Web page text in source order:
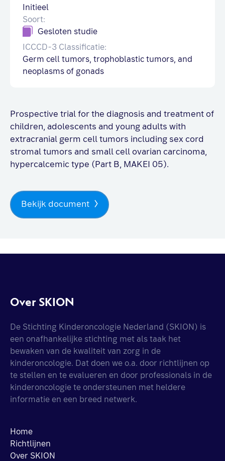
Initieel
Soort:
Gesloten studie
ICCCD-3 Classificatie:
Germ cell tumors, trophoblastic tumors, and
neoplasms of gonads
Prospective trial for the diagnosis and treatment of
children, adolescents and young adults with
extracranial germ cell tumors including sex cord
stromal tumors and small cell ovarian carcinoma,
hypercalcemic type (Part B, MAKEI 05).
Bekijk document
Over SKION
De Stichting Kinderoncologie Nederland (SKION) is
een onafhankelijke stichting met als taak het
bewaken van de kwaliteit van zorg in de
kinderoncologie. Dat doen we o.a. door richtlijnen op
te stellen en te evalueren en door professionals in de
kinderoncologie te ondersteunen met heldere
informatie en een breed netwerk.
Home
Richtlijnen
Over SKION
Contact